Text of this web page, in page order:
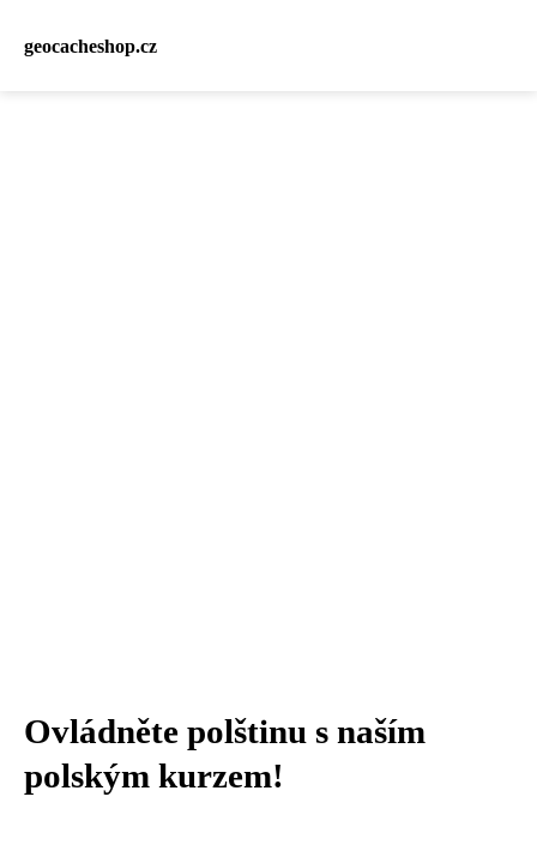
geocacheshop.cz
Ovládněte polštinu s naším
polským kurzem!